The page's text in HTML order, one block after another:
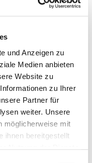
und Anzeigen zu
Medien anbieten
Website zu
zu Ihrer
Partner für
weiter. Unsere
möglicherweise mit
ihnen bereitgestellt
Ihrem Kind
erfolgt aus
die Beratung, die
und